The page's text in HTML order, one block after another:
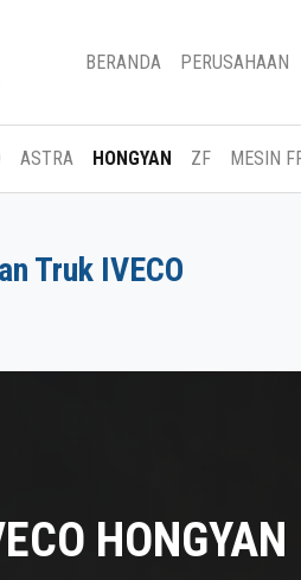
BERANDA (CURRENT)
PERUSAHAAN
ASTRA HONGYAN ZF MESIN
Truk IVECO
HONGYAN